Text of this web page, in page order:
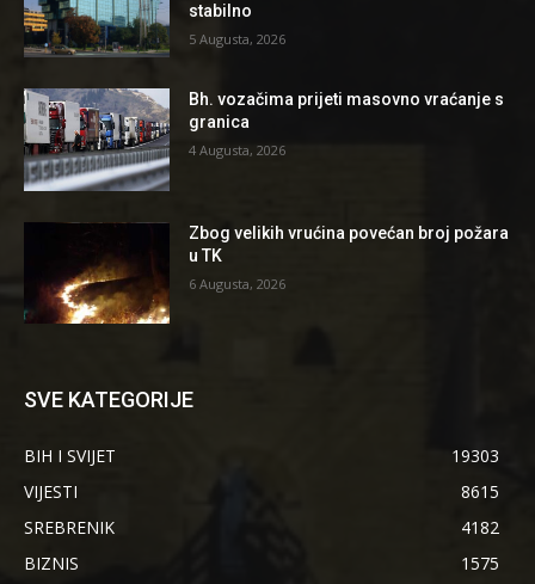
stabilno
5 Augusta, 2026
Bh. vozačima prijeti masovno vraćanje s
granica
4 Augusta, 2026
Zbog velikih vrućina povećan broj požara
u TK
6 Augusta, 2026
SVE KATEGORIJE
BIH I SVIJET
19303
VIJESTI
8615
SREBRENIK
4182
BIZNIS
1575